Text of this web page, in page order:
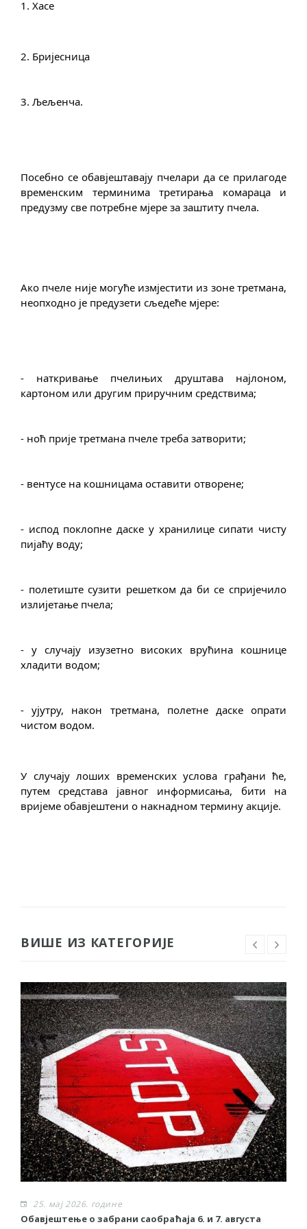
1. Хасе
2. Бријесница
3. Љељенча.
Посебно се обавјештавају пчелари да се прилагоде
временским терминима третирања комараца и
предузму све потребне мјере за заштиту пчела.
Ако пчеле није могуће измјестити из зоне третмана,
неопходно је предузети сљедеће мјере:
- наткривање пчелињих друштава најлоном,
картоном или другим приручним средствима;
- ноћ прије третмана пчеле треба затворити;
- вентусе на кошницама оставити отворене;
- испод поклопне даске у хранилице сипати чисту
пијаћу воду;
- полетиште сузити решетком да би се спријечило
излијетање пчела;
- у случају изузетно високих врућина кошнице
хладити водом;
- ујутру, након третмана, полетне даске опрати
чистом водом.
У случају лоших временских услова грађани ће,
путем средстава јавног информисања, бити на
вријеме обавјештени о накнадном термину акције.
ВИШЕ ИЗ КАТЕГОРИЈЕ
25. мај 2026. године
Обавјештење о забрани саобраћаја 6. и 7. августа